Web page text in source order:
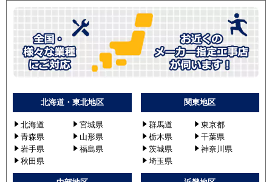
北海道・東北地区
北海道
宮城県
青森県
山形県
岩手県
福島県
秋田県
関東地区
群馬道
東京都
栃木県
千葉県
茨城県
神奈川県
埼玉県